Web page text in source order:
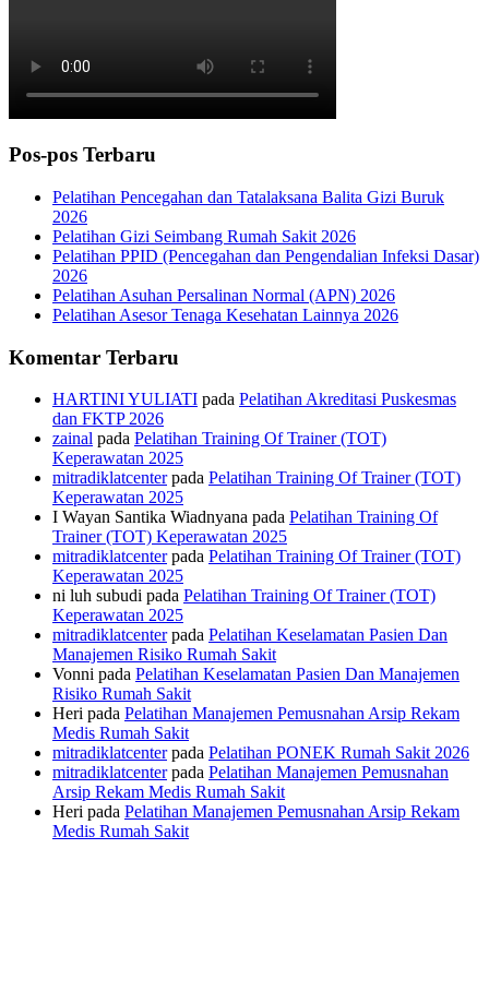
Pos-pos Terbaru
Pelatihan Pencegahan dan Tatalaksana Balita Gizi Buruk
2026
Pelatihan Gizi Seimbang Rumah Sakit 2026
Pelatihan PPID (Pencegahan dan Pengendalian Infeksi Dasar)
2026
Pelatihan Asuhan Persalinan Normal (APN) 2026
Pelatihan Asesor Tenaga Kesehatan Lainnya 2026
Komentar Terbaru
HARTINI YULIATI pada Pelatihan Akreditasi Puskesmas
dan FKTP 2026
zainal pada Pelatihan Training Of Trainer (TOT)
Keperawatan 2025
mitradiklatcenterpada Pelatihan Training Of Trainer (TOT)
Keperawatan 2025
I Wayan Santika Wiadnyana pada Pelatihan Training Of
Trainer (TOT) Keperawatan 2025
mitradiklatcenterpada Pelatihan Training Of Trainer (TOT)
Keperawatan 2025
ni luh subudi pada Pelatihan Training Of Trainer (TOT)
Keperawatan 2025
mitradiklatcenterpada Pelatihan Keselamatan Pasien Dan
Manajemen Risiko Rumah Sakit
Vonni pada Pelatihan Keselamatan Pasien Dan Manajemen
Risiko Rumah Sakit
Heri pada Pelatihan Manajemen Pemusnahan Arsip Rekam
Medis Rumah Sakit
mitradiklatcenterpada Pelatihan PONEK Rumah Sakit 2026
mitradiklatcenterpada Pelatihan Manajemen Pemusnahan
Arsip Rekam Medis Rumah Sakit
Heri pada Pelatihan Manajemen Pemusnahan Arsip Rekam
Medis Rumah Sakit